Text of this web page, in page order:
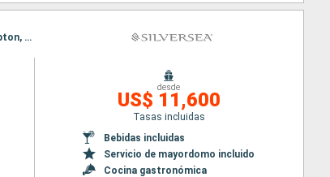
Itinerario : Southampton, Honfleur, Newhaven, Aberdeen, Holyhead, Cork, Falmouth, Portland, Southampton, Honfleur, Newhaven, Aberdeen, Holyhead, Cork, Falmouth, Portland, Southampton
desde
US$ 11,600
Tasas incluidas
Bebidas incluidas
Servicio de mayordomo incluido
Cocina gastronómica